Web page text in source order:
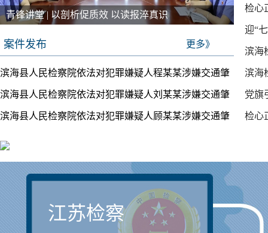
青锋讲堂 | 以剖析促质效 以读报淬真识
案件发布 更多》
滨海县人民检察院依法对犯罪嫌疑人程某某涉嫌交通肇
事案提起公诉
滨海县人民检察院依法对犯罪嫌疑人刘某某涉嫌交通肇
事案提起公诉
滨海县人民检察院依法对犯罪嫌疑人顾某某涉嫌交通肇
检心
迎“
滨海
滨海
文三
党旗
基层
检心
江苏检察